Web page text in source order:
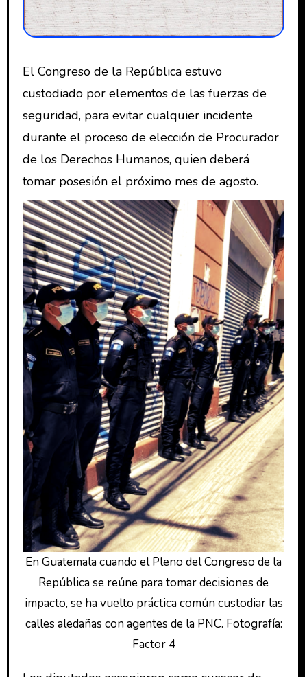
El Congreso de la República estuvo
custodiado por elementos de las fuerzas de
seguridad, para evitar cualquier incidente
durante el proceso de elección de Procurador
de los Derechos Humanos, quien deberá
tomar posesión el próximo mes de agosto.
En Guatemala cuando el Pleno del Congreso de la
República se reúne para tomar decisiones de
impacto, se ha vuelto práctica común custodiar las
calles aledañas con agentes de la PNC. Fotografía:
Factor 4